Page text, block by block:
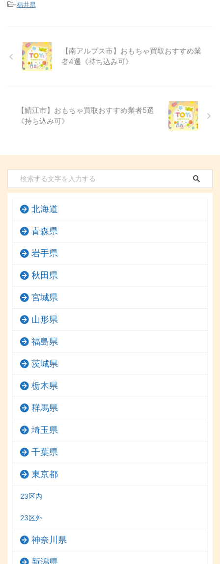
-福井県
【南アルプス市】おもちゃ買取おすすめ業
者4選《持ち込み可》
【鯖江市】おもちゃ買取おすすめ業者5選
《持ち込み可》
北海道
青森県
岩手県
秋田県
宮城県
山形県
福島県
茨城県
栃木県
群馬県
埼玉県
千葉県
東京都
23区内
23区外
神奈川県
新潟県